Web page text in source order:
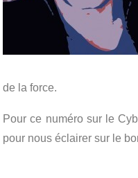
de la force.
Pour ce numéro sur le
pour nous éclairer sur le